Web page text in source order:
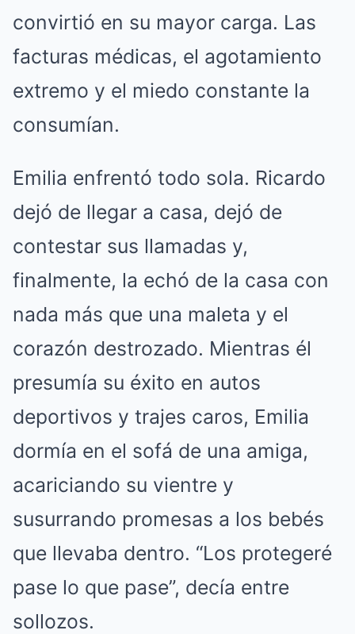
convirtió en su mayor carga. Las
facturas médicas, el agotamiento
extremo y el miedo constante la
consumían.
Emilia enfrentó todo sola. Ricardo
dejó de llegar a casa, dejó de
contestar sus llamadas y,
finalmente, la echó de la casa con
nada más que una maleta y el
corazón destrozado. Mientras él
presumía su éxito en autos
deportivos y trajes caros, Emilia
dormía en el sofá de una amiga,
acariciando su vientre y
susurrando promesas a los bebés
que llevaba dentro. “Los protegeré
pase lo que pase”, decía entre
sollozos.